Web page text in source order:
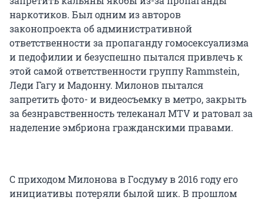
наркотиков. Был одним из авторов
законопроекта об административной
ответственности за пропаганду гомосексуализма
и педофилии и безуспешно пытался привлечь к
этой самой ответственности группу Rammstein,
Леди Гагу и Мадонну. Милонов пытался
запретить фото- и видеосъемку в метро, закрыть
за безнравственность телеканал MTV и ратовал за
наделение эмбриона гражданскими правами.
С приходом Милонова в Госдуму в 2016 году его
инициативы потеряли былой шик. В прошлом